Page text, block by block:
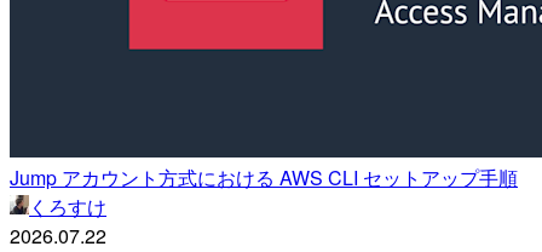
Jump アカウント方式における AWS CLI セットアップ手順
くろすけ
2026.07.22